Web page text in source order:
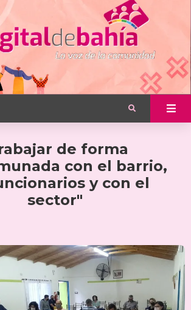
de forma
con el barrio,
y con el
sector"